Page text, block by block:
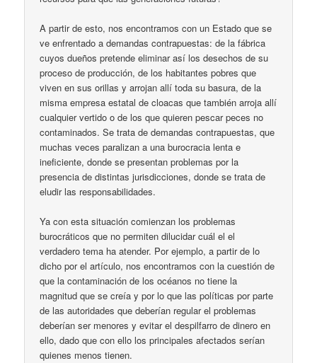
A partir de esto, nos encontramos con un Estado que se
ve enfrentado a demandas contrapuestas: de la fábrica
cuyos dueños pretende eliminar así los desechos de su
proceso de producción, de los habitantes pobres que
viven en sus orillas y arrojan allí toda su basura, de la
misma empresa estatal de cloacas que también arroja allí
cualquier vertido o de los que quieren pescar peces no
contaminados. Se trata de demandas contrapuestas, que
muchas veces paralizan a una burocracia lenta e
ineficiente, donde se presentan problemas por la
presencia de distintas jurisdicciones, donde se trata de
eludir las responsabilidades.
Ya con esta situación comienzan los problemas
burocráticos que no permiten dilucidar cuál el el
verdadero tema ha atender. Por ejemplo, a partir de lo
dicho por el artículo, nos encontramos con la cuestión de
que la contaminación de los océanos no tiene la
magnitud que se creía y por lo que las políticas por parte
de las autoridades que deberían regular el problemas
deberían ser menores y evitar el despilfarro de dinero en
ello, dado que con ello los principales afectados serían
quienes menos tienen.